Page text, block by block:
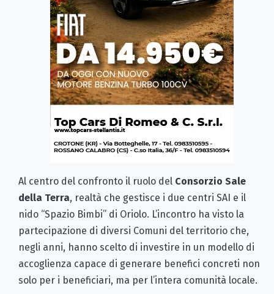
Al centro del confronto il ruolo del Consorzio Sale
della Terra, realtà che gestisce i due centri SAI e il
nido “Spazio Bimbi” di Oriolo. L’incontro ha visto la
partecipazione di diversi Comuni del territorio che,
negli anni, hanno scelto di investire in un modello di
accoglienza capace di generare benefici concreti non
solo per i beneficiari, ma per l’intera comunità locale.